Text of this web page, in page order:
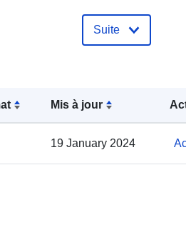
Mis à jour
19 January 2024
uriRef:
Suite